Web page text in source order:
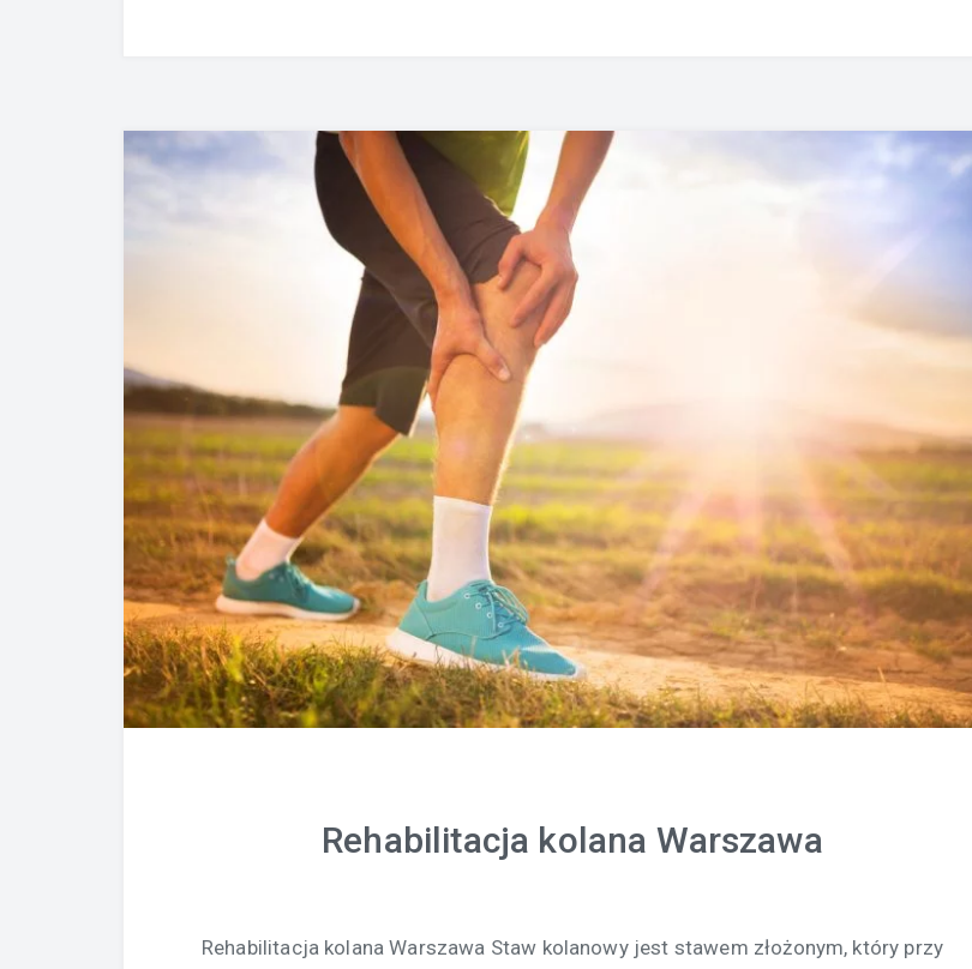
Rehabilitacja kolana Warszawa
Rehabilitacja kolana Warszawa Staw kolanowy jest stawem złożonym, który przy